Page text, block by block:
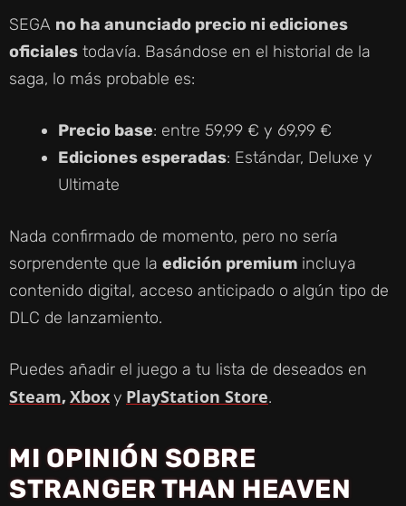
I
E
SEGA no ha anunciado precio ni ediciones
oficiales todavía. Basándose en el historial de la
saga, lo más probable es:
Precio base: entre 59,99 € y 69,99 €
Ediciones esperadas: Estándar, Deluxe y
Ultimate
Nada confirmado de momento, pero no sería
sorprendente que la edición premium incluya
contenido digital, acceso anticipado o algún tipo de
DLC de lanzamiento.
Puedes añadir el juego a tu lista de deseados en
Steam,Xboxy PlayStation Store.
MI OPINIÓN SOBRE
STRANGER THAN HEAVEN